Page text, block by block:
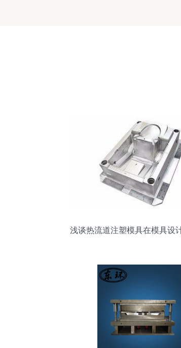
浅谈热流道注塑模具在模具设